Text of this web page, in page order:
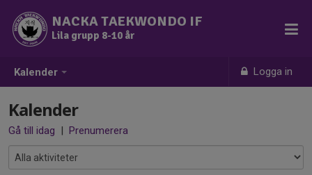
Kalender Logga in
NACKA TAEKWONDO IF
Lila grupp 8-10 år
Kalender
Gå till idag | Prenumerera